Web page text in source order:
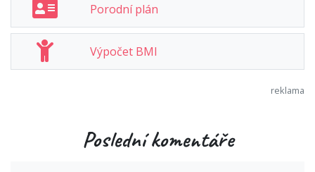
Porodní plán
Výpočet BMI
Poslední komentáře